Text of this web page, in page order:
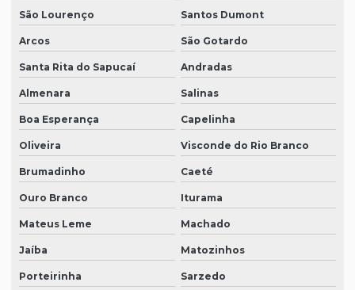
São Lourenço Santos Dumont
Arcos São Gotardo
Santa Rita do Sapucaí Andradas
Almenara Salinas
Boa Esperança Capelinha
Oliveira Visconde do Rio Branco
Brumadinho Caeté
Ouro Branco Iturama
Mateus Leme Machado
Jaíba Matozinhos
Porteirinha Sarzedo